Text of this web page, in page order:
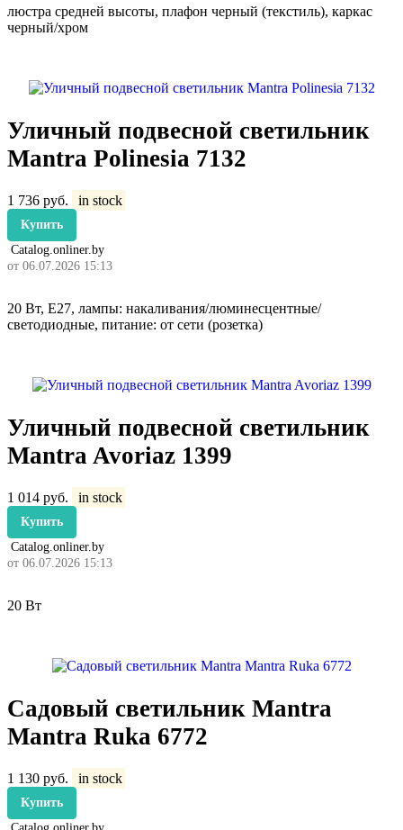
люстра средней высоты, плафон черный (текстиль), каркас
черный/хром
Уличный подвесной светильник
Mantra Polinesia 7132
1 736 руб. in stock
Купить
Catalog.onliner.by
от 06.07.2026 15:13
20 Вт, E27, лампы: накаливания/люминесцентные/
светодиодные, питание: от сети (розетка)
Уличный подвесной светильник
Mantra Avoriaz 1399
1 014 руб. in stock
Купить
Catalog.onliner.by
от 06.07.2026 15:13
20 Вт
Садовый светильник Mantra
Mantra Ruka 6772
1 130 руб. in stock
Купить